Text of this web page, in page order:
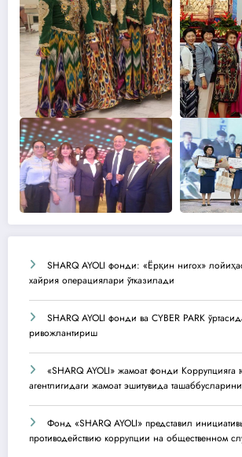
SHARQ AYOLI фонди: «Ёрқин нигох»
хайрия операциялари ўтказилади
SHARQ AYOLI фонди ва CYBER PARK
ривожлантириш
«SHARQ AYOLI» жамоат фонди
агентлигидаги жамоат эшитувида
Фонд «SHARQ AYOLI» представил
противодействию коррупции на общественном